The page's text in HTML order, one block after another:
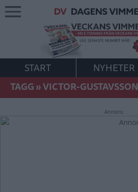
START NYHETER
TAGG»VICTOR-GUSTAVSSON
Annons: